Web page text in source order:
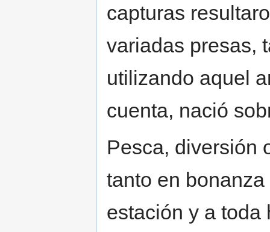
capturas
variadas presas,
utilizando aquel
cuenta, nació
Pesca, diversión
tanto en
estación y a toda